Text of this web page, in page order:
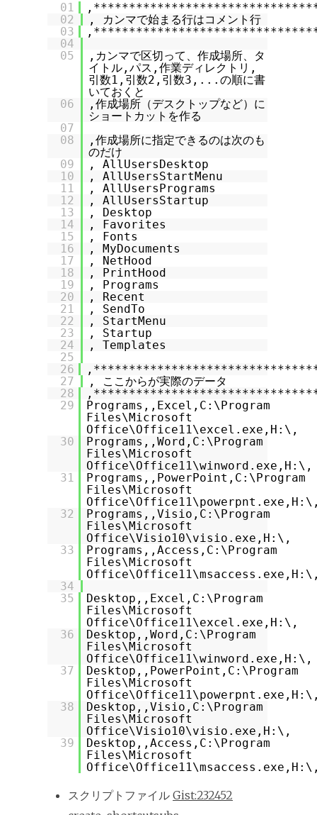
01
02
, カンマで始まる行はコメント行
03
04
05
,カンマで区切って、作成場所、タ
イトル,パス,作業ディレクトリ,
引数1,引数2,引数3,...の順に書
いておくと
06
,作成場所（デスクトップなど）に
ショートカットを作る
07
08
,作成場所に指定できるのは次のも
のだけ
09
, AllUsersDesktop
10
, AllUsersStartMenu
11
, AllUsersPrograms
12
, AllUsersStartup
13
, Desktop
14
, Favorites
15
, Fonts
16
, MyDocuments
17
, NetHood
18
, PrintHood
19
, Programs
20
, Recent
21
, SendTo
22
, StartMenu
23
, Startup
24
, Templates
25
26
27
, ここからが実際のデータ
28
29
Programs,,Excel,C:\Program
Files\Microsoft
Office\Office11\excel.exe,H:\,
30
Programs,,Word,C:\Program
Files\Microsoft
Office\Office11\winword.exe,H:\,
31
Programs,,PowerPoint,C:\Program
Files\Microsoft
32
Programs,,Visio,C:\Program
Files\Microsoft
Office\Visio10\visio.exe,H:\,
33
Programs,,Access,C:\Program
Files\Microsoft
34
35
Desktop,,Excel,C:\Program
Files\Microsoft
Office\Office11\excel.exe,H:\,
36
Desktop,,Word,C:\Program
Files\Microsoft
Office\Office11\winword.exe,H:\,
37
Desktop,,PowerPoint,C:\Program
Files\Microsoft
38
Desktop,,Visio,C:\Program
Files\Microsoft
Office\Visio10\visio.exe,H:\,
39
Desktop,,Access,C:\Program
Files\Microsoft
スクリプトファイル Gist:232452